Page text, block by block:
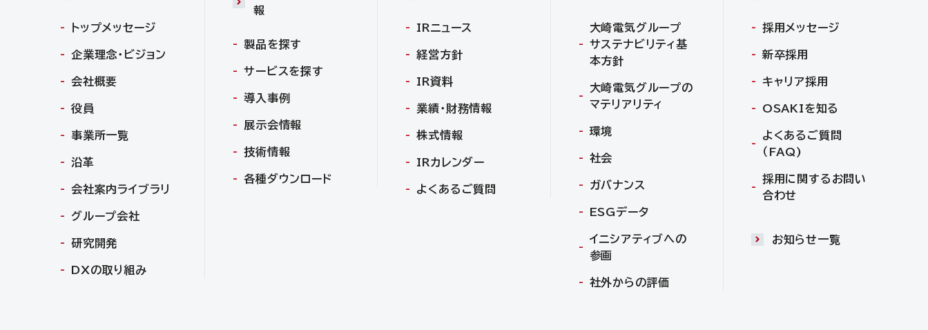
トップメッセージ
企業理念・ビジョン
会社概要
役員
事業所一覧
沿革
会社案内ライブラリ
グループ会社
研究開発
DXの取り組み
報
製品を探す
サービスを探す
導入事例
展示会情報
技術情報
各種ダウンロード
IRニュース
経営方針
IR資料
業績・財務情報
株式情報
IRカレンダー
よくあるご質問
大崎電気グループ
サステナビリティ基
本方針
大崎電気グループの
マテリアリティ
環境
社会
ガバナンス
ESGデータ
イニシアティブへの
参画
社外からの評価
採用メッセージ
新卒採用
キャリア採用
OSAKIを知る
よくあるご質問
（FAQ)
採用に関するお問い
合わせ
お知らせ一覧